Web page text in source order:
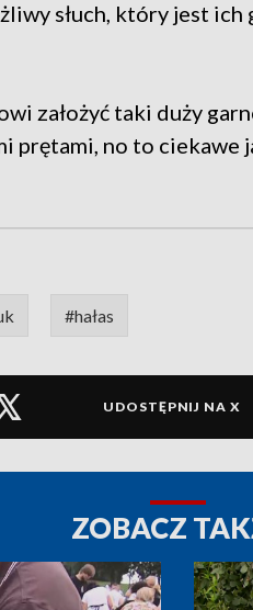
słuch, który jest ich
założyć taki duży
prętami, no to ciekawe
#hałas
UDOSTĘPNIJ NA X
ZOBACZ